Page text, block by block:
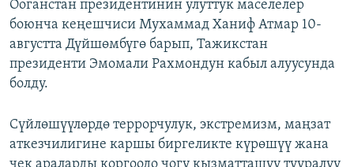
Ооганстан президентинин улуттук маселелер
боюнча кеңешчиси Мухаммад Ханиф Атмар 10-
августта Дүйшөмбүгө барып, Тажикстан
президенти Эмомали Рахмондун кабыл алуусунда
болду.
Сүйлөшүүлөрдө террорчулук, экстремизм, маңзат
аткезчилигине каршы биргеликте күрөшүү жана